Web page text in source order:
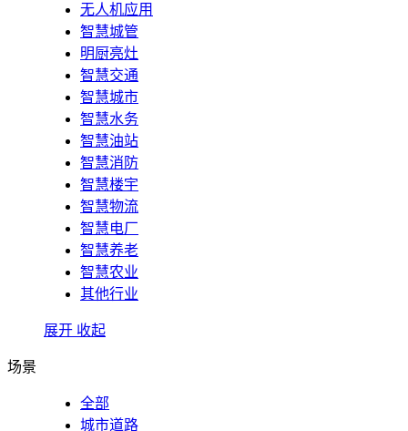
无人机应用
智慧城管
明厨亮灶
智慧交通
智慧城市
智慧水务
智慧油站
智慧消防
智慧楼宇
智慧物流
智慧电厂
智慧养老
智慧农业
其他行业
展开 收起
场景
全部
城市道路